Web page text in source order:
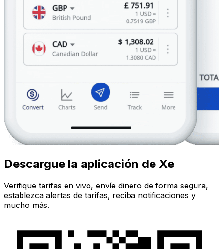
Descargue la aplicación de Xe
Verifique tarifas en vivo, envíe dinero de forma segura,
establezca alertas de tarifas, reciba notificaciones y
mucho más.